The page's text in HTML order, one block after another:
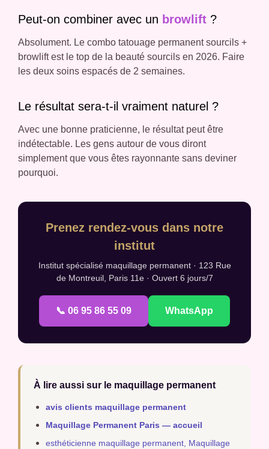
Peut-on combiner avec un browlift ?
Absolument. Le combo tatouage permanent sourcils +
browlift est le top de la beauté sourcils en 2026. Faire
les deux soins espacés de 2 semaines.
Le résultat sera-t-il vraiment naturel ?
Avec une bonne praticienne, le résultat peut être
indétectable. Les gens autour de vous diront
simplement que vous êtes rayonnante sans deviner
pourquoi.
Prenez rendez-vous dans notre
institut
Institut spécialisé maquillage permanent · 123 Rue
de Montreuil, Paris 11e · Ouvert 6 jours/7
📞 06 95 86 55 09 WhatsApp
À lire aussi sur le maquillage permanent
avis clients maquillage permanent
Maquillage Permanent Paris — accueil
esthéticienne maquillage permanent, Maquillage